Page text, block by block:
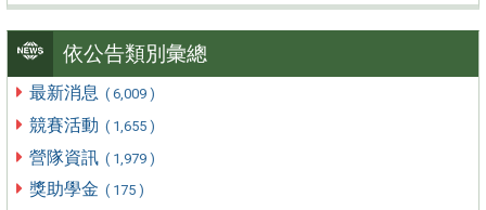
依公告類別彙總
最新消息 ( 6,009 )
競賽活動 ( 1,655 )
營隊資訊 ( 1,979 )
獎助學金 ( 175 )